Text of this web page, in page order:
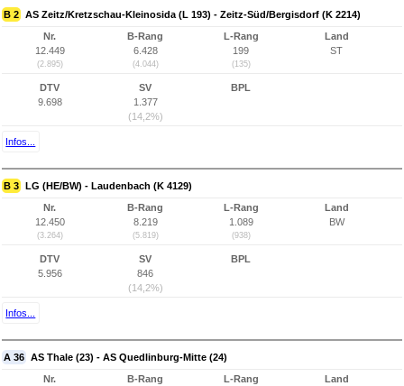
B 2 AS Zeitz/Kretzschau-Kleinosida (L 193) - Zeitz-Süd/Bergisdorf (K 2214)
Nr.
12.449
(2.895)
B-Rang
6.428
(4.044)
L-Rang
199
(135)
Land
ST
DTV
9.698
SV
1.377
(14,2%)
BPL
Infos...
B 3 LG (HE/BW) - Laudenbach (K 4129)
Nr.
12.450
(3.264)
B-Rang
8.219
(5.819)
L-Rang
1.089
(938)
Land
BW
DTV
5.956
SV
846
(14,2%)
BPL
Infos...
A 36 AS Thale (23) - AS Quedlinburg-Mitte (24)
Nr. B-Rang L-Rang Land